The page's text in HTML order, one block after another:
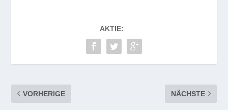
AKTIE:
VORHERIGE NÄCHSTE